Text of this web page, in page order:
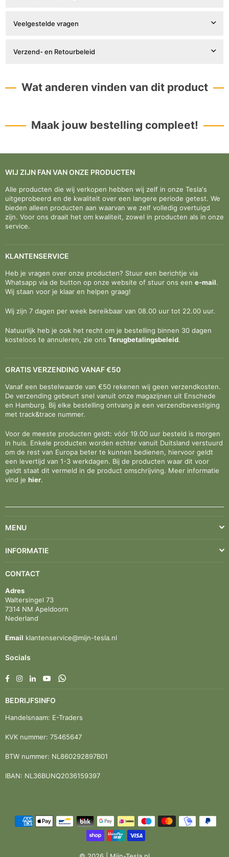
Veelgestelde vragen
Verzend- en Retourbeleid
Wat anderen vinden van dit product
Maak jouw bestelling compleet!
WIJ ZIJN FAN VAN ONZE PRODUCTEN
Alle producten die wij verkopen hebben wij zelf in onze Tesla's
uitgeprobeerd en de kwaliteit over een langere periode getest. We
bieden alleen producten aan waarvan we zelf volledig overtuigd
zijn. Voor ons draait het om kwaliteit, zowel in producten als in onze
service.
KLANTENSERVICE
Heb je vragen over onze producten? Stuur een berichtje via
Whatsapp via de button op onze website of stuur ons een e-mail.
Wij staan voor je klaar en helpen graag!
Wij zijn 7 dagen per week bereikbaar van 08.00 uur tot 22.00 uur.
Natuurlijk heb je ook het recht om je bestelling binnen 30 dagen
kosteloos te annuleren, zie ons Terugbetalingsbeleid.
GRATIS VERZENDING VANAF €50
Vanaf een bestelwaarde van €50 rekenen wij geen verzendkosten.
De verzending gebeurt snel vanuit onze magazijnen uit Enschede
en Hamburg. Bij elke bestelling ontvang je een verzendbevestiging
met track&trace nummer.
Voor de meeste producten geldt: vóór 19.00 uur besteld is morgen
in huis. Enkele producten worden echter vanuit Duitsland verstuurd
om de rest van Europa beter te kunnen bedienen, hiervoor geldt
een levertijd van 1-3 werkdagen. Bij de producten waar dit voor
geldt staat dit vermeld in de product omschrijving. Meer informatie
vind je hier.
MENU
INFORMATIE
CONTACT
Adres
Waltersingel 73
7314 NM Apeldoorn
Nederland
Email klantenservice@mijn-tesla.nl
Socials
FacebookInstagram
LinkedinYouTubeWhatsapp
BEDRIJFSINFO
Handelsnaam: E-Traders
KVK nummer: 75465647
BTW nummer: NL860292897B01
IBAN: NL36BUNQ2036159397